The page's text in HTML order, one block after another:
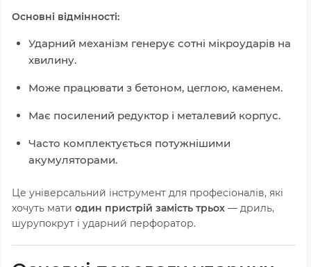
Основні відмінності:
Ударний механізм генерує сотні мікроударів на
хвилину.
Може працювати з бетоном, цеглою, каменем.
Має посилений редуктор і металевий корпус.
Часто комплектується потужнішими
акумуляторами.
Це універсальний інструмент для професіоналів, які
хочуть мати один пристрій замість трьох — дриль,
шурупокрут і ударний перфоратор.